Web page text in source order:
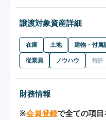
譲渡対象資産詳細
在庫 土地 建物・付属
従業員 ノウハウ 特許
財務情報
※会員登録で全ての項